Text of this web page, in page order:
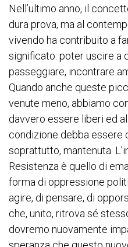
Nell’ultimo anno, il
dura prova, ma al
vivendo ha contribuito a
significato: poter uscire a
passeggiare, incontrare
Quando anche queste
venute meno, abbiamo
davvero essere liberi ed
condizione debba essere
soprattutto, mantenuta.
Resistenza è quello di
forma di oppressione
agire, di pensare, di
che, unito, ritrova sé
dovremo nuovamente